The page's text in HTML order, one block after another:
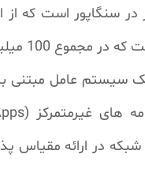
در سنگاپور است که از
سیستم عامل مبتنی
های غیرمتمرکز (
در ارائه مقیاس